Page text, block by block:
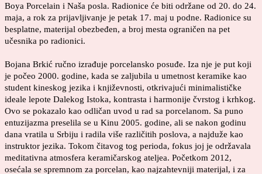
Boya Porcelain i Naša posla. Radionice će biti održane od 20. do 24.
maja, a rok za prijavljivanje je petak 17. maj u podne. Radionice su
besplatne, materijal obezbeđen, a broj mesta ograničen na pet
učesnika po radionici.
Bojana Brkić ručno izrađuje porcelansko posuđe. Iza nje je put koji
je počeo 2000. godine, kada se zaljubila u umetnost keramike kao
student kineskog jezika i književnosti, otkrivajući minimalističke
ideale lepote Dalekog Istoka, kontrasta i harmonije čvrstog i krhkog.
Ovo se pokazalo kao odličan uvod u rad sa porcelanom. Sa puno
entuzijazma preselila se u Kinu 2005. godine, ali se nakon godinu
dana vratila u Srbiju i radila više različitih poslova, a najduže kao
instruktor jezika. Tokom čitavog tog perioda, fokus joj je održavala
meditativna atmosfera keramičarskog ateljea. Početkom 2012,
osećala se spremnom za porcelan, kao najzahtevniji materijal, i za